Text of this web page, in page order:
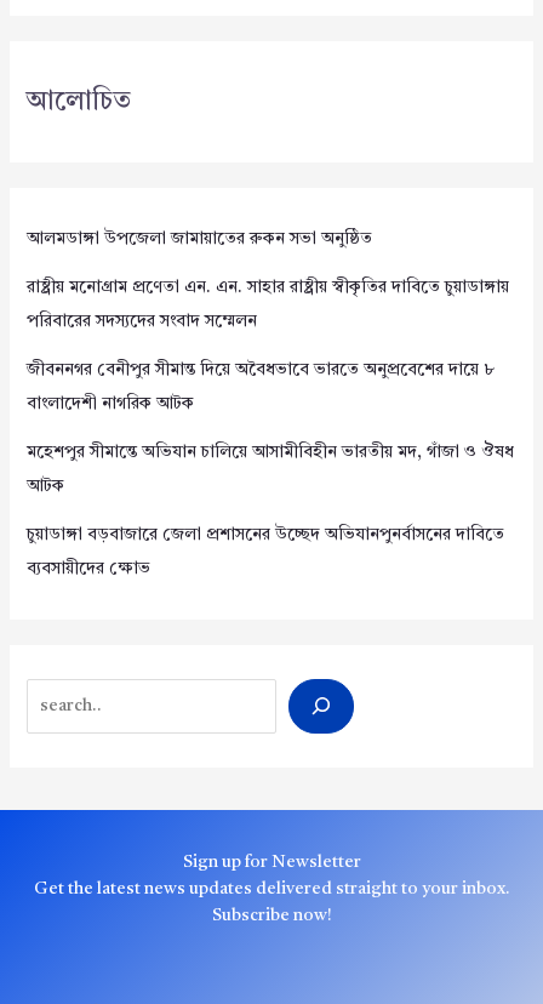
আলোচিত
আলমডাঙ্গা উপজেলা জামায়াতের রুকন সভা অনুষ্ঠিত
রাষ্ট্রীয় মনোগ্রাম প্রণেতা এন. এন. সাহার রাষ্ট্রীয় স্বীকৃতির দাবিতে চুয়াডাঙ্গায়
পরিবারের সদস্যদের সংবাদ সম্মেলন
জীবননগর বেনীপুর সীমান্ত দিয়ে অবৈধভাবে ভারতে অনুপ্রবেশের দায়ে ৮
বাংলাদেশী নাগরিক আটক
মহেশপুর সীমান্তে অভিযান চালিয়ে আসামীবিহীন ভারতীয় মদ, গাঁজা ও ঔষধ
আটক
চুয়াডাঙ্গা বড়বাজারে জেলা প্রশাসনের উচ্ছেদ অভিযানপুনর্বাসনের দাবিতে
ব্যবসায়ীদের ক্ষোভ
Sign up for Newsletter
Get the latest news updates delivered straight to your inbox.
Subscribe now!